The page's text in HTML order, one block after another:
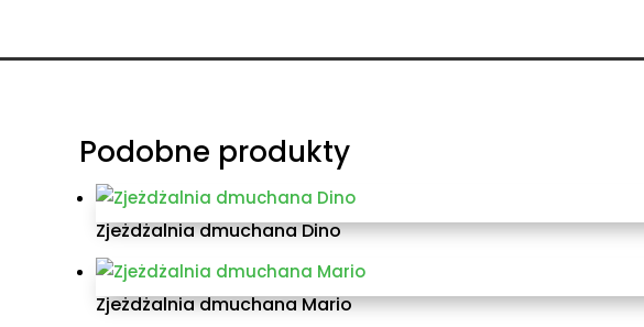
Podobne produkty
Zjeżdżalnia dmuchana Dino
Zjeżdżalnia dmuchana Mario